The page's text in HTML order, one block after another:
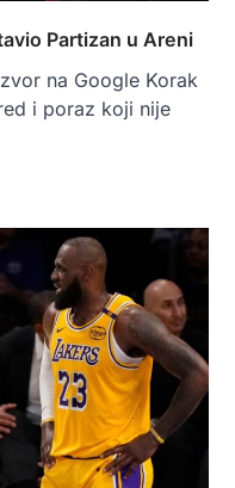
Partizan u Areni
na Google Korak
i poraz koji nije